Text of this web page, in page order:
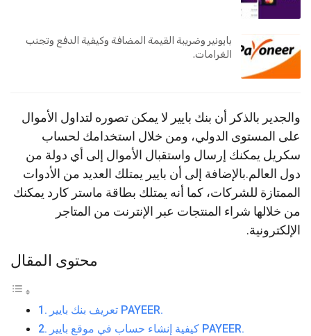
بايونير وضريبة القيمة المضافة وكيفية الدفع وتجنب
الغرامات.
والجدير بالذكر أن بنك بايير لا يمكن تصوره لتداول الأموال
على المستوى الدولي، ومن خلال استخدامك لحساب
سكريل يمكنك إرسال واستقبال الأموال إلى أي دولة من
دول العالم.بالإضافة إلى أن بايير يمتلك العديد من الأدوات
الممتازة للشركات، كما أنه يمتلك بطاقة ماستر كارد يمكنك
من خلالها شراء المنتجات عبر الإنترنت من المتاجر
الإلكترونية.
محتوى المقال
تعريف بنك بايير PAYEER.
كيفية إنشاء حساب في موقع بايير PAYEER.